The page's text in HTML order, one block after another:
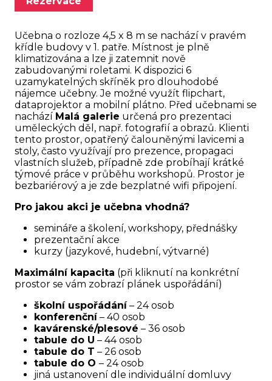
Učebna o rozloze 4,5 x 8 m se nachází v pravém
křídle budovy v 1. patře. Místnost je plně
klimatizována a lze ji zatemnit nově
zabudovanými roletami. K dispozici 6
uzamykatelných skříněk pro dlouhodobé
nájemce učebny. Je možné využít flipchart,
dataprojektor a mobilní plátno. Před učebnami se
nachází Malá galerie určená pro prezentaci
uměleckých děl, např. fotografií a obrazů. Klienti
tento prostor, opatřený čalouněnými lavicemi a
stoly, často využívají pro prezence, propagaci
vlastních služeb, případně zde probíhají krátké
týmové práce v průběhu workshopů. Prostor je
bezbariérový a je zde bezplatné wifi připojení.
Pro jakou akci je učebna vhodná?
semináře a školení, workshopy, přednášky
prezentační akce
kurzy (jazykové, hudební, výtvarné)
Maximální kapacita (při kliknutí na konkrétní
prostor se vám zobrazí plánek uspořádání)
školní uspořádání– 24 osob
konferenční– 40 osob
kavárenské/plesové – 36 osob
tabule do U – 44 osob
tabule do T – 26 osob
tabule do O – 24 osob
jiná ustanovení dle individuální domluvy